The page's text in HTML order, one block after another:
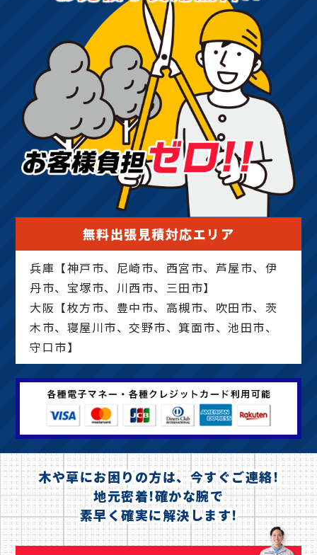
無料出張見積対応エリア
兵庫【神戸市、尼崎市、西宮市、芦屋市、伊
丹市、宝塚市、川西市、三田市】
大阪【枚方市、豊中市、高槻市、吹田市、茨
木市、寝屋川市、交野市、箕面市、池田市、
守口市】
木や草にお困りの方は、今すぐご連絡!
地元密着!確かな腕で
素早く確実に解決します!